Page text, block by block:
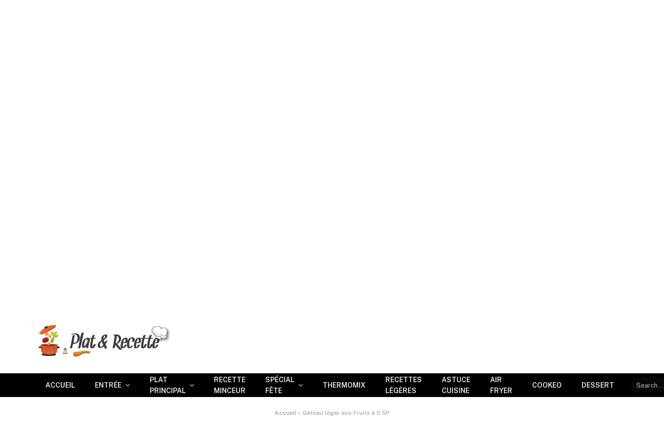
ACCUEIL ENTRÉE
PLAT
PRINCIPAL
RECETTE
MINCEUR
SPÉCIAL
FÊTE
THERMOMIX
RECETTES
LÉGÈRES
ASTUCE
CUISINE
AIR
FRYER
COOKEO DESSERT
Accueil » Gâteau léger aux Fruits à 0 SP